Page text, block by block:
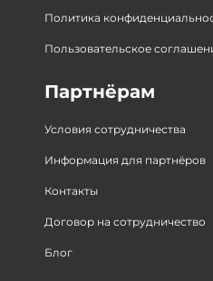
Политика
Пользовательское
Партнёрам
Условия сотрудничества
Информация для партнёров
Контакты
Договор на сотрудничество
Блог